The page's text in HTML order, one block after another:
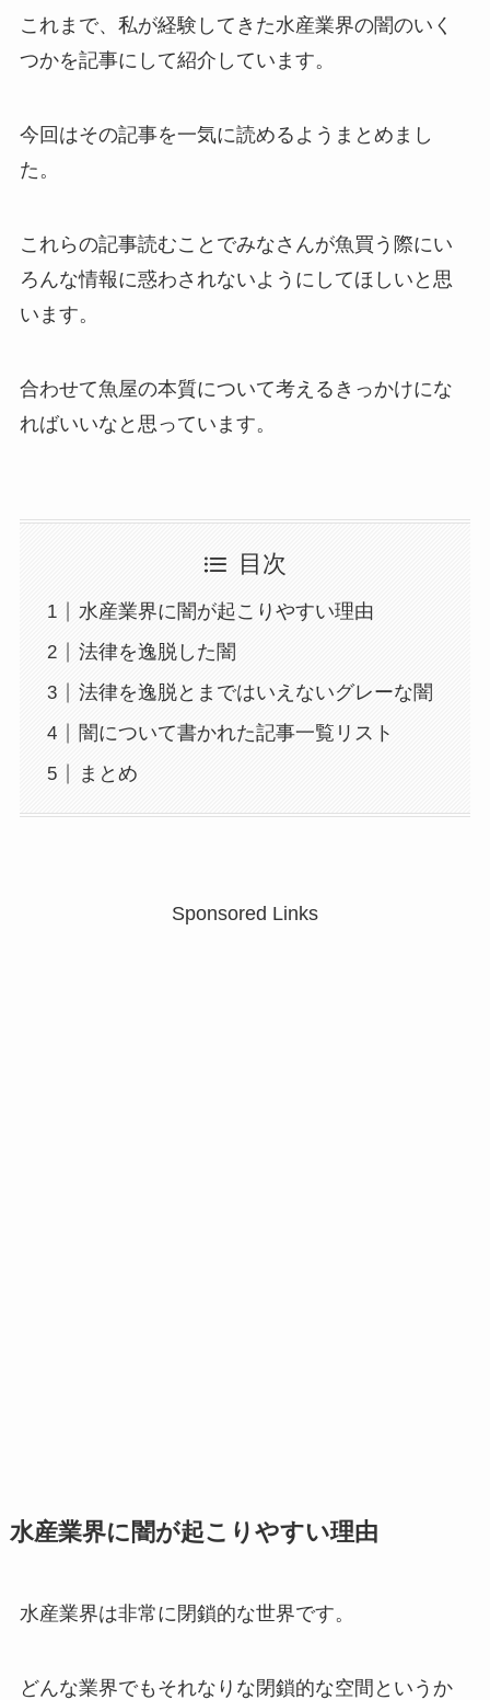
これまで、私が経験してきた水産業界の闇のいく
つかを記事にして紹介しています。
今回はその記事を一気に読めるようまとめまし
た。
これらの記事読むことでみなさんが魚買う際にい
ろんな情報に惑わされないようにしてほしいと思
います。
合わせて魚屋の本質について考えるきっかけにな
ればいいなと思っています。
目次
水産業界に闇が起こりやすい理由
法律を逸脱した闇
法律を逸脱とまではいえないグレーな闇
闇について書かれた記事一覧リスト
まとめ
Sponsored Links
水産業界に闇が起こりやすい理由
水産業界は非常に閉鎖的な世界です。
どんな業界でもそれなりな閉鎖的な空間というか